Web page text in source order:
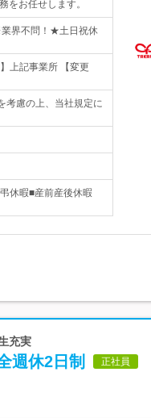
をお任せします。
界不問！★土日祝休
上記事業所 【変更
考慮の上、当社規定に
休暇■産前産後休暇
充実
週休2日制 正社員